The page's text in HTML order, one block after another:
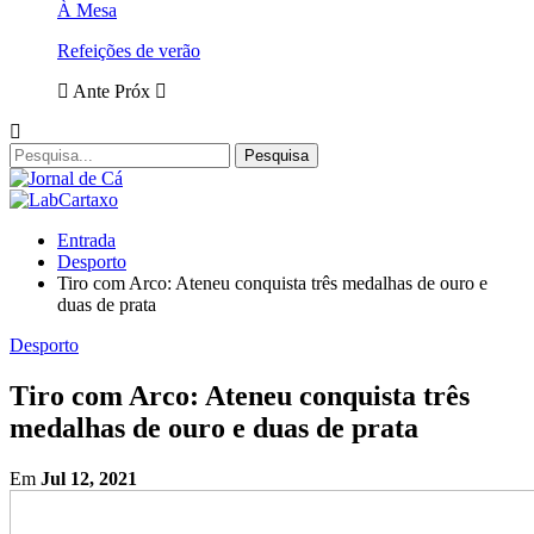
À Mesa
Refeições de verão
Ante Próx
Entrada
Desporto
Tiro com Arco: Ateneu conquista três medalhas de ouro e
duas de prata
Desporto
Tiro com Arco: Ateneu conquista três
medalhas de ouro e duas de prata
Em Jul 12, 2021